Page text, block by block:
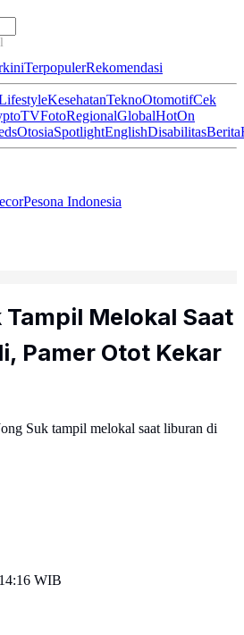
ini...
TerpopulerRekomendasi
KesehatanTeknoOtomotifCek
TVFotoRegionalGlobalHotOn
OtosiaSpotlightEnglishDisabilitasBerita
Pesona Indonesia
Tampil Melokal Saat
Pamer Otot Kekar
Suk tampil melokal saat liburan di
WIB